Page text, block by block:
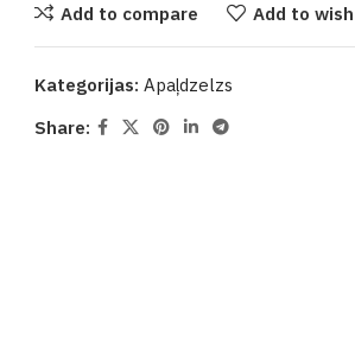
Add to compare Add to
Kategorijas: Apaļdzelzs
Share: